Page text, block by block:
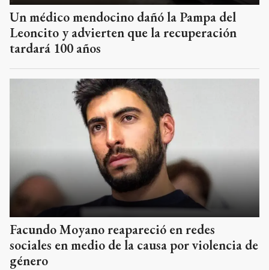
Un médico mendocino dañó la Pampa del
Leoncito y advierten que la recuperación
tardará 100 años
Facundo Moyano reapareció en redes
sociales en medio de la causa por violencia de
género